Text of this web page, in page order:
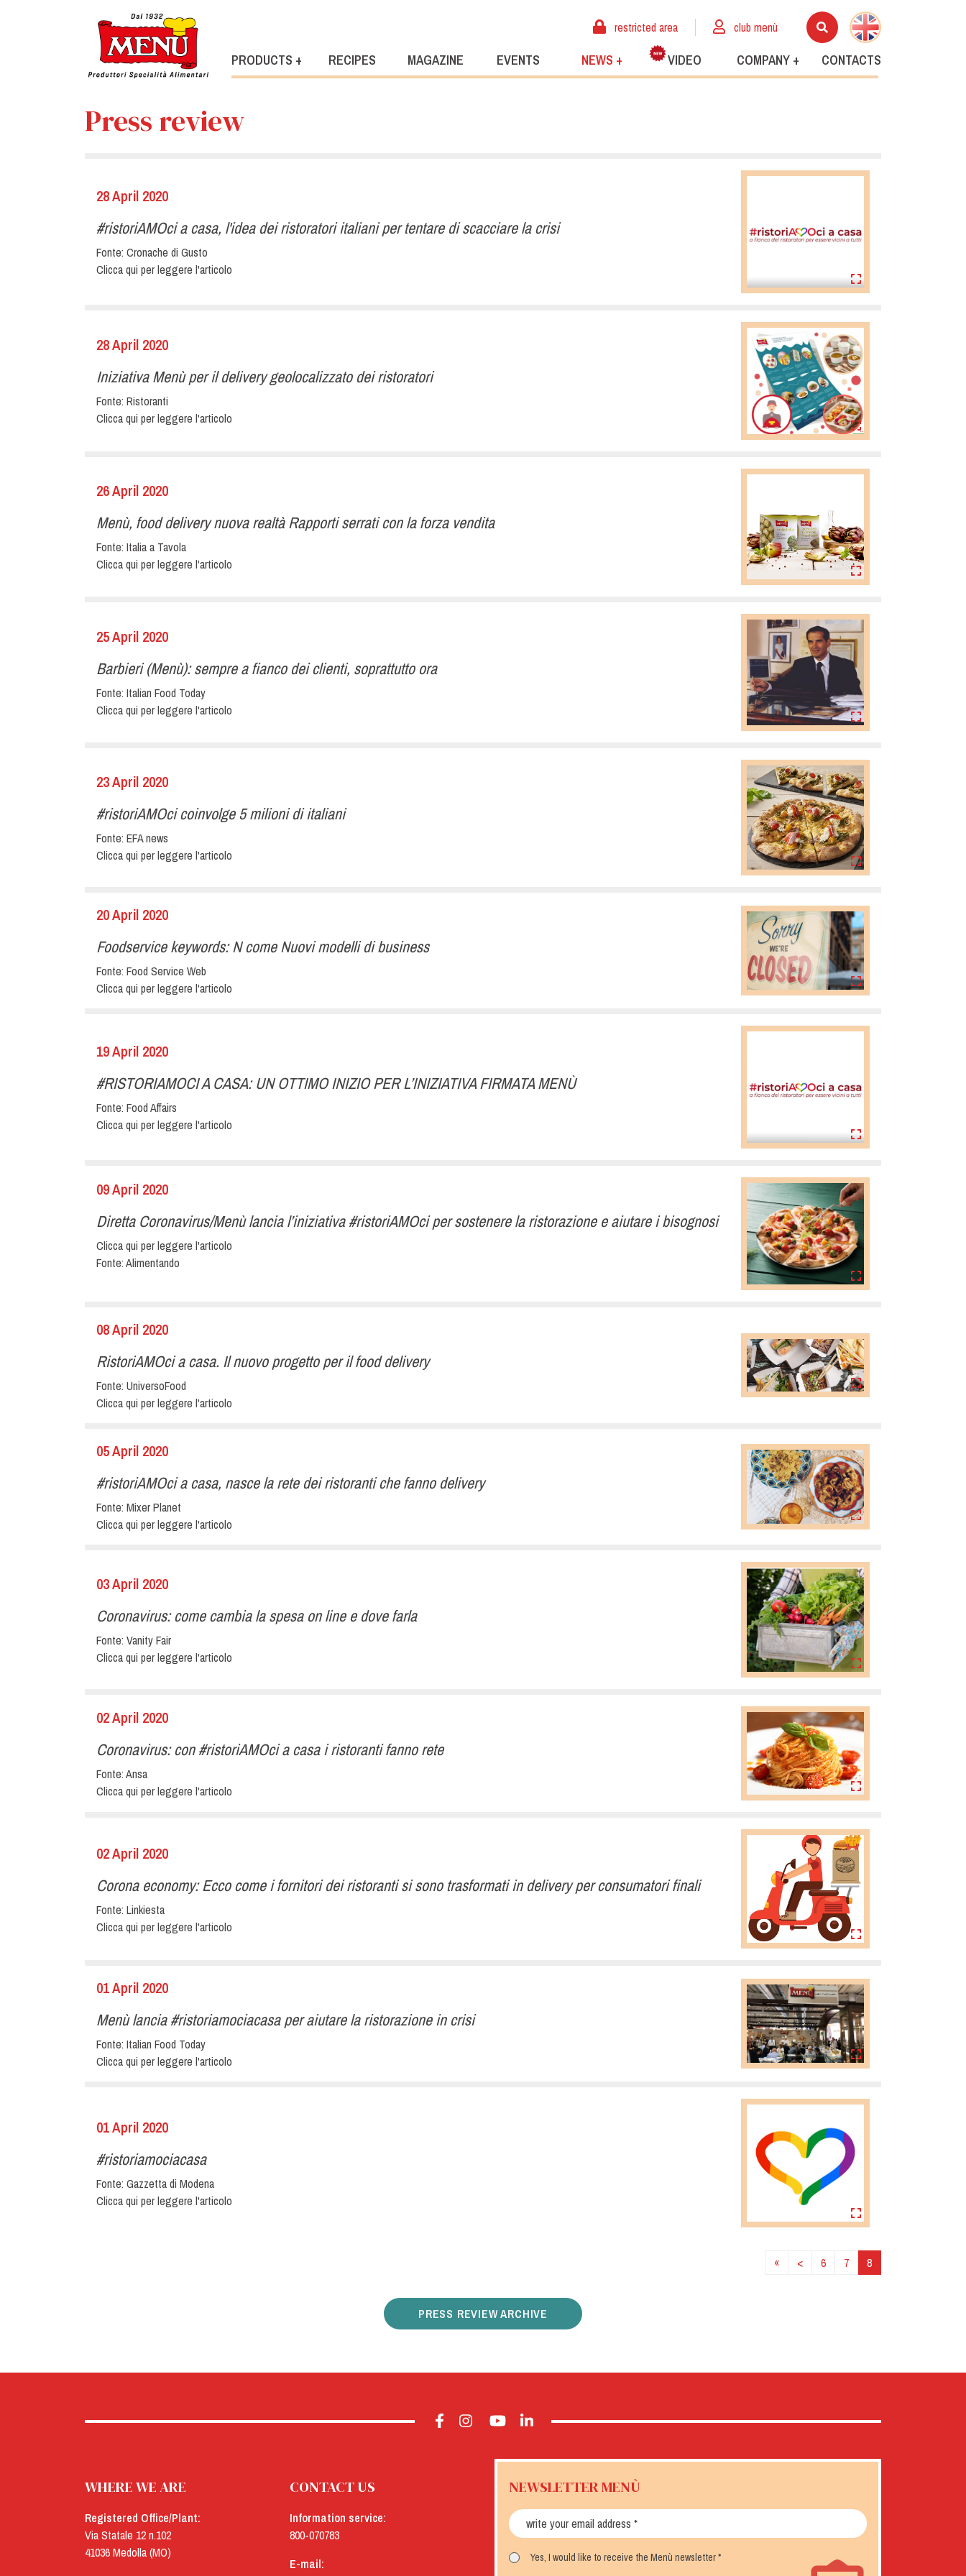
restricted area club menù
PRODUCTS + RECIPES MAGAZINE EVENTS NEWS + VIDEO COMPANY + CONTACTS
Press review
28 April 2020
#ristoriAMOci a casa, l'idea dei ristoratori italiani per tentare di scacciare la crisi
Fonte: Cronache di Gusto
Clicca qui per leggere l'articolo
28 April 2020
Iniziativa Menù per il delivery geolocalizzato dei ristoratori
Fonte: Ristoranti
Clicca qui per leggere l'articolo
26 April 2020
Menù, food delivery nuova realtà Rapporti serrati con la forza vendita
Fonte: Italia a Tavola
Clicca qui per leggere l'articolo
25 April 2020
Barbieri (Menù): sempre a fianco dei clienti, soprattutto ora
Fonte: Italian Food Today
Clicca qui per leggere l'articolo
23 April 2020
#ristoriAMOci coinvolge 5 milioni di italiani
Fonte: EFA news
Clicca qui per leggere l'articolo
20 April 2020
Foodservice keywords: N come Nuovi modelli di business
Fonte: Food Service Web
Clicca qui per leggere l'articolo
19 April 2020
#RISTORIAMOCI A CASA: UN OTTIMO INIZIO PER L’INIZIATIVA FIRMATA MENÙ
Fonte: Food Affairs
Clicca qui per leggere l'articolo
09 April 2020
Diretta Coronavirus/Menù lancia l’iniziativa #ristoriAMOci per sostenere la ristorazione e aiutare i bisognosi
Clicca qui per leggere l'articolo
Fonte:Alimentando
08 April 2020
RistoriAMOci a casa. Il nuovo progetto per il food delivery
Fonte: UniversoFood
Clicca qui per leggere l'articolo
05 April 2020
#ristoriAMOci a casa, nasce la rete dei ristoranti che fanno delivery
Fonte: Mixer Planet
Clicca qui per leggere l'articolo
03 April 2020
Coronavirus: come cambia la spesa on line e dove farla
Fonte: Vanity Fair
Clicca qui per leggere l'articolo
02 April 2020
Coronavirus: con #ristoriAMOci a casa i ristoranti fanno rete
Fonte:Ansa
Clicca qui per leggere l'articolo
02 April 2020
Corona economy: Ecco come i fornitori dei ristoranti si sono trasformati in delivery per consumatori finali
Fonte: Linkiesta
Clicca qui per leggere l'articolo
01 April 2020
Menù lancia #ristoriamociacasa per aiutare la ristorazione in crisi
Fonte: Italian Food Today
Clicca qui per leggere l'articolo
01 April 2020
#ristoriamociacasa
Fonte: Gazzetta di Modena
Clicca qui per leggere l'articolo
« < 6 7 8
PRESS REVIEW ARCHIVE
WHERE WE ARE
Registered Office/Plant:
Via Statale 12 n.102
41036 Medolla (MO)
CONTACT US
Information service:
800-070783
E-mail:
NEWSLETTER MENÙ
Yes, I would like to receive the Menù newsletter*